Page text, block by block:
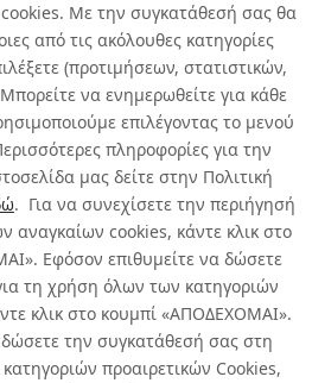
Με την συγκατάθεσή σας θα
από τις ακόλουθες κατηγορίες
(προτιμήσεων, στατιστικών,
να ενημερωθείτε για κάθε
επιλέγοντας το μενού
πληροφορίες για την
μας δείτε στην Πολιτική
. Για να συνεχίσετε την περιήγησή
αναγκαίων cookies, κάντε κλικ στο
Εφόσον επιθυμείτε να δώσετε
τη χρήση όλων των κατηγοριών
κλικ στο κουμπί «ΑΠΟΔΕΧΟΜΑΙ».
την συγκατάθεσή σας στη
προαιρετικών Cookies,